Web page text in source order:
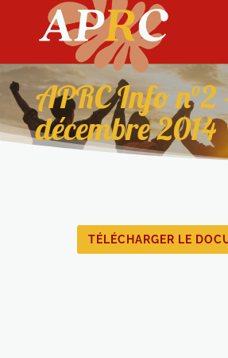
APRC Info n°2
décembre 2014
TÉLÉCHARGER LE